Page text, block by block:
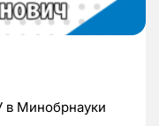
в Минобрнауки